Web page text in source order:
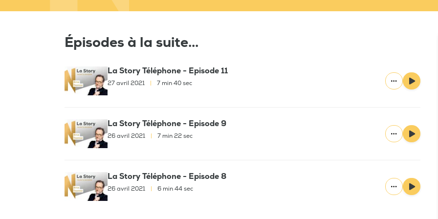
Épisodes à la suite...
La Story Téléphone - Episode 11
27 avril 2021 | 7 min 40 sec
La Story Téléphone - Episode 9
26 avril 2021 | 7 min 22 sec
La Story Téléphone - Episode 8
26 avril 2021 | 6 min 44 sec